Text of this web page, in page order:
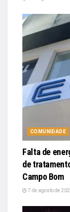
COMUNIDADE
Falta de
de
Campo Bom
7 de agosto de